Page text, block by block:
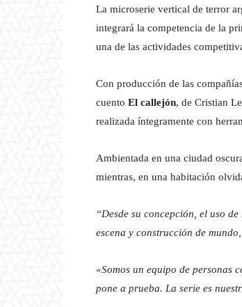
La microserie vertical de terror
integrará la competencia de la
una de las actividades
Con producción de las
cuento El callejón, de Cristian
realizada íntegramente con
Ambientada en una ciudad
mientras, en una habitación
“Desde su concepción, el uso
escena y construcción de
«Somos un equipo de personas
pone a prueba. La serie es